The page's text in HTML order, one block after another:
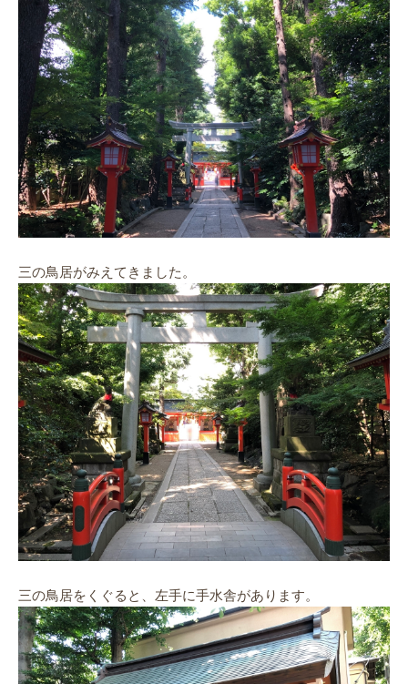
三の鳥居がみえてきました。
三の鳥居をくぐると、左手に手水舎があります。